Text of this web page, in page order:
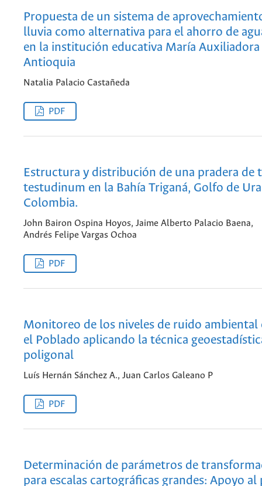
Propuesta de un sistema de
lluvia como alternativa para el ahorro de
en la institución educativa María Auxiliadora
Antioquia
Natalia Palacio Castañeda
PDF
Estructura y distribución de una pradera de
testudinum en la Bahía Triganá, Golfo de
Colombia.
John Bairon Ospina Hoyos, Jaime Alberto Palacio Baena,
Andrés Felipe Vargas Ochoa
PDF
Monitoreo de los niveles de ruido ambiental
el Poblado aplicando la técnica
poligonal
Luís Hernán Sánchez A., Juan Carlos Galeano P
PDF
Determinación de parámetros de
para escalas cartográficas grandes: Apoyo al